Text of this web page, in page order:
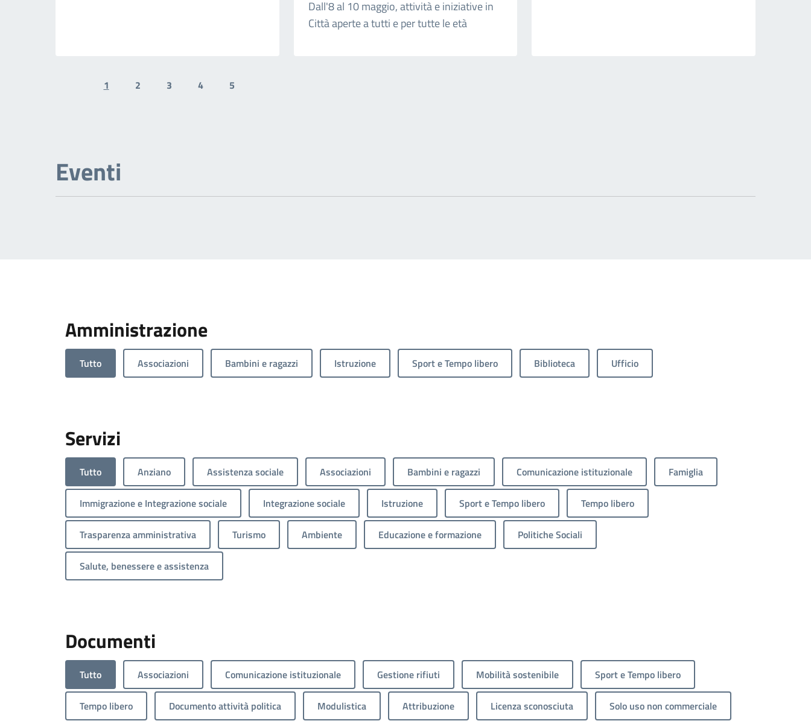
Dall'8 al 10 maggio, attività e iniziative in
Città aperte a tutti e per tutte le età
Previous page
1 2 3 4 5
Eventi
Amministrazione
Tutto Associazioni Bambini e ragazzi Istruzione Sport e Tempo libero Biblioteca Ufficio
Servizi
Tutto Anziano Assistenza sociale Associazioni Bambini e ragazzi Comunicazione istituzionale Famiglia
Immigrazione e Integrazione sociale Integrazione sociale Istruzione Sport e Tempo libero Tempo libero
Trasparenza amministrativa Turismo Ambiente Educazione e formazione Politiche Sociali
Salute, benessere e assistenza
Documenti
Tutto Associazioni Comunicazione istituzionale Gestione rifiuti Mobilità sostenibile Sport e Tempo libero
Tempo libero Documento attività politica Modulistica Attribuzione Licenza sconosciuta Solo uso non commerciale